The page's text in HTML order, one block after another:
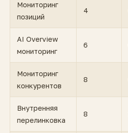
Мониторинг
позиций
4
AI Overview
мониторинг
6
Мониторинг
конкурентов
8
Внутренняя
перелинковка
8